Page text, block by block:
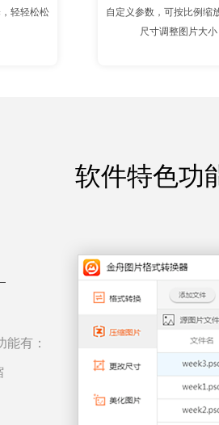
轻轻松松
自定义参数，可按比例缩
尺寸调整图片大小
软件特色功
能有：